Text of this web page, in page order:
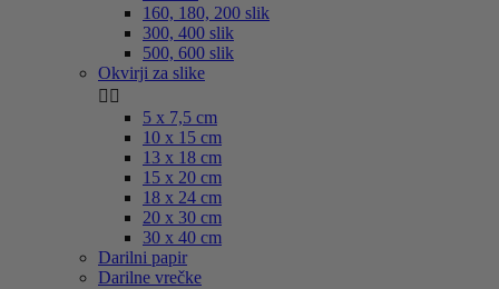
160, 180, 200 slik
300, 400 slik
500, 600 slik
Okvirji za slike
 
5 x 7,5 cm
10 x 15 cm
13 x 18 cm
15 x 20 cm
18 x 24 cm
20 x 30 cm
30 x 40 cm
Darilni papir
Darilne vrečke